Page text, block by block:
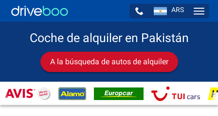
ARS
Coche de alquiler en Pakistán
A la búsqueda de autos de alquiler